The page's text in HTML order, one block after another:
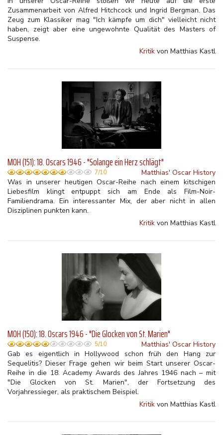
Zusammenarbeit von Alfred Hitchcock und Ingrid Bergman. Das
Zeug zum Klassiker mag "Ich kämpfe um dich" vielleicht nicht
haben, zeigt aber eine ungewohnte Qualität des Masters of
Suspense.
Kritik von Matthias Kastl
MOH (151): 18. Oscars 1946 - "Solange ein Herz schlägt"
7/10
Matthias' Oscar History
Was in unserer heutigen Oscar-Reihe nach einem kitschigen
Liebesfilm klingt entpuppt sich am Ende als Film-Noir-
Familiendrama. Ein interessanter Mix, der aber nicht in allen
Disziplinen punkten kann.
Kritik von Matthias Kastl
MOH (150): 18. Oscars 1946 - "Die Glocken von St. Marien"
5/10
Matthias' Oscar History
Gab es eigentlich in Hollywood schon früh den Hang zur
Sequelitis? Dieser Frage gehen wir beim Start unserer Oscar-
Reihe in die 18. Academy Awards des Jahres 1946 nach – mit
"Die Glocken von St. Marien", der Fortsetzung des
Vorjahressieger, als praktischem Beispiel.
Kritik von Matthias Kastl